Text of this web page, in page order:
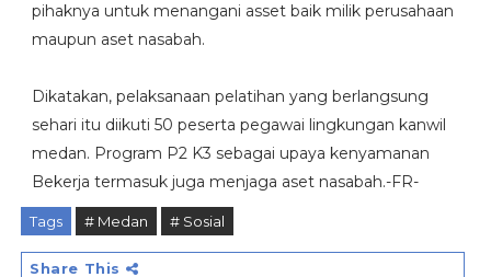
pihaknya untuk menangani asset baik milik perusahaan
maupun aset nasabah.
Dikatakan, pelaksanaan pelatihan yang berlangsung
sehari itu diikuti 50 peserta pegawai lingkungan kanwil
medan. Program P2 K3 sebagai upaya kenyamanan
Bekerja termasuk juga menjaga aset nasabah.-FR-
Tags # Medan # Sosial
Share This